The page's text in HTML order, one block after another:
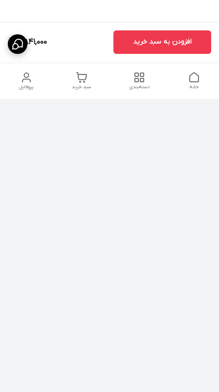
5,841,000 افزودن به سبد خرید
پروفایل سبد خرید دسته‌بندی خانه